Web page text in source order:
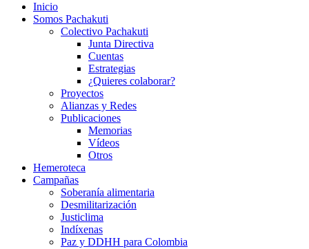
Inicio
Somos Pachakuti
Colectivo Pachakuti
Junta Directiva
Cuentas
Estrategias
¿Quieres colaborar?
Proyectos
Alianzas y Redes
Publicaciones
Memorias
Vídeos
Otros
Hemeroteca
Campañas
Soberanía alimentaria
Desmilitarización
Justiclima
Indíxenas
Paz y DDHH para Colombia